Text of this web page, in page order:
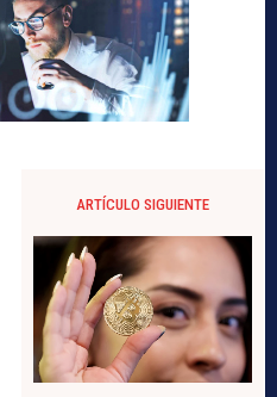
ARTÍCULO SIGUIENTE